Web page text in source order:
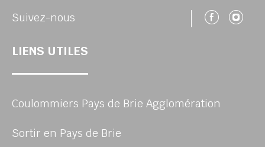
Suivez-nous
LIENS UTILES
Coulommiers Pays de Brie Agglomération
Sortir en Pays de Brie